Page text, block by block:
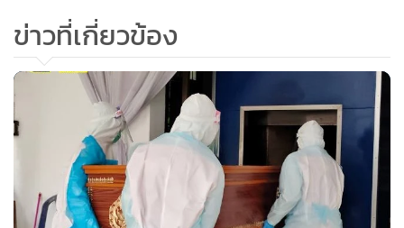
วิด-19 ระบาดซ้ำ
ขณะที่เจ้าหน้าที่ท้องถิ่นของ จ.ท่าขี้เหล็ก ได้สำรวจพบว่ามี
แรงงานไทยที่ตกค้างแจ้งความประสงค์ขอข้ามแดนกลับแล้ว 72
คน โดยมีรายงานว่าทางการท้องถิ่นเมียนมาจะส่งตัวคนทั้งหมด
กลับประเทศไทยในสัปดาห์แรกของเดือน ส.ค.2564
ด้านสำนักงานสาธารณสุข จ.เชียงราย รายงานว่าวันนี้(24
ข่าวที่เกี่ยวข้อง